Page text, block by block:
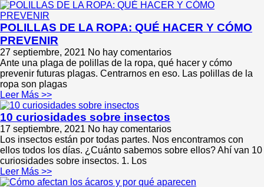
POLILLAS DE LA ROPA: QUÉ HACER Y CÓMO
PREVENIR
27 septiembre, 2021 No hay comentarios
Ante una plaga de polillas de la ropa, qué hacer y cómo
prevenir futuras plagas. Centrarnos en eso. Las polillas de la
ropa son plagas
Leer Más >>
10 curiosidades sobre insectos
17 septiembre, 2021 No hay comentarios
Los insectos están por todas partes. Nos encontramos con
ellos todos los días. ¿Cuánto sabemos sobre ellos? Ahí van 10
curiosidades sobre insectos. 1. Los
Leer Más >>